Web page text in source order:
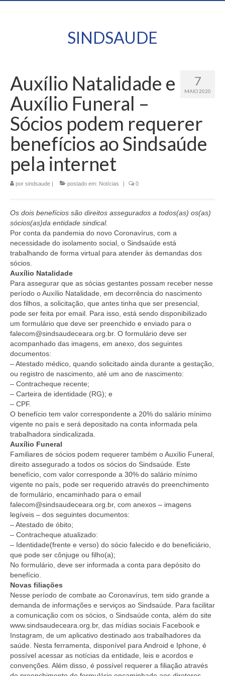
SINDSAUDE
7
MAIO 2020
Auxílio Natalidade e
Auxílio Funeral –
Sócios podem requerer
benefícios ao Sindsaúde
pela internet
por sindsaude | postado em: Notícias | 0
Os dois benefícios são direitos assegurados a todos(as) os(as)
sócios(as)da entidade sindical.
Por conta da pandemia do novo Coronavírus, com a
necessidade do isolamento social, o Sindsaúde está
trabalhando de forma virtual para atender às demandas dos
sócios.
Auxílio Natalidade
Para assegurar que as sócias gestantes possam receber nesse
período o Auxílio Natalidade, em decorrência do nascimento
dos filhos, a solicitação, que antes tinha que ser presencial,
pode ser feita por email. Para isso, está sendo disponibilizado
um formulário que deve ser preenchido e enviado para o
falecom@sindsaudeceara.org.br. O formulário deve ser
acompanhado das imagens, em anexo, dos seguintes
documentos:
– Atestado médico, quando solicitado ainda durante a gestação,
ou registro de nascimento, até um ano de nascimento:
– Contracheque recente;
– Carteira de identidade (RG); e
– CPF.
O benefício tem valor correspondente a 20% do salário mínimo
vigente no país e será depositado na conta informada pela
trabalhadora sindicalizada.
Auxílio Funeral
Familiares de sócios podem requerer também o Auxílio Funeral,
direito assegurado a todos os sócios do Sindsaúde. Este
benefício, com valor corresponde a 30% do salário mínimo
vigente no país, pode ser requerido através do preenchimento
de formulário, encaminhado para o email
falecom@sindsaudeceara.org.br, com anexos – imagens
legíveis – dos seguintes documentos:
– Atestado de óbito;
– Contracheque atualizado:
– Identidade(frente e verso) do sócio falecido e do beneficiário,
que pode ser cônjuge ou filho(a);
No formulário, deve ser informada a conta para depósito do
benefício.
Novas filiações
Nesse período de combate ao Coronavírus, tem sido grande a
demanda de informações e serviços ao Sindsaúde. Para facilitar
a comunicação com os sócios, o Sindsaúde conta, além do site
www.sindsaudeceara.org.br, das mídias sociais Facebook e
Instagram, de um aplicativo destinado aos trabalhadores da
saúde. Nesta ferramenta, disponível para Android e Iphone, é
possível acessar as notícias da entidade, leis e acordos e
convenções. Além disso, é possível requerer a filiação através